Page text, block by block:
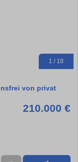
1 / 18
von privat
210.000 €